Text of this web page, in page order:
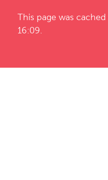
This page was
16:09.